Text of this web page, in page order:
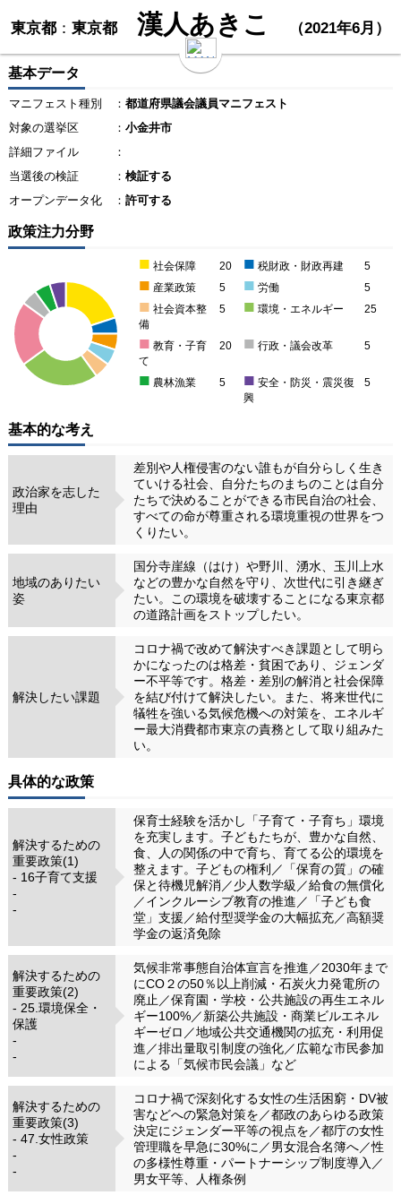
東京都：東京都 漢人あきこ （2021年6月）
基本データ
マニフェスト種別 ： 都道府県議会議員マニフェスト
対象の選挙区
： 小金井市
詳細ファイル
：
当選後の検証
： 検証する
オープンデータ化
： 許可する
政策注力分野
■ 社会保障 20 ■ 税財政・財政再建 5
■ 産業政策 5 ■ 労働 5
■ 社会資本整
備
5 ■ 環境・エネルギー 25
■ 教育・子育
て
20 ■ 行政・議会改革 5
■ 農林漁業 5 ■ 安全・防災・震災復
興
5
基本的な考え
政治家を志した
理由
差別や人権侵害のない誰もが自分らしく生き
ていける社会、自分たちのまちのことは自分
たちで決めることができる市民自治の社会、
すべての命が尊重される環境重視の世界をつ
くりたい。
地域のありたい
姿
国分寺崖線（はけ）や野川、湧水、玉川上水
などの豊かな自然を守り、次世代に引き継ぎ
たい。この環境を破壊することになる東京都
の道路計画をストップしたい。
解決したい課題
コロナ禍で改めて解決すべき課題として明ら
かになったのは格差・貧困であり、ジェンダ
ー不平等です。格差・差別の解消と社会保障
を結び付けて解決したい。また、将来世代に
犠牲を強いる気候危機への対策を、エネルギ
ー最大消費都市東京の責務として取り組みた
い。
具体的な政策
解決するための
重要政策(1)
- 16子育て支援
-
-
保育士経験を活かし「子育て・子育ち」環境
を充実します。子どもたちが、豊かな自然、
食、人の関係の中で育ち、育てる公的環境を
整えます。子どもの権利／「保育の質」の確
保と待機児解消／少人数学級／給食の無償化
／インクルーシブ教育の推進／「子ども食
堂」支援／給付型奨学金の大幅拡充／高額奨
学金の返済免除
解決するための
重要政策(2)
- 25.環境保全・
保護
-
-
気候非常事態自治体宣言を推進／2030年まで
にCO２の50％以上削減・石炭火力発電所の
廃止／保育園・学校・公共施設の再生エネル
ギー100%／新築公共施設・商業ビルエネル
ギーゼロ／地域公共交通機関の拡充・利用促
進／排出量取引制度の強化／広範な市民参加
による「気候市民会議」など
解決するための
重要政策(3)
- 47.女性政策
-
-
コロナ禍で深刻化する女性の生活困窮・DV被
害などへの緊急対策を／都政のあらゆる政策
決定にジェンダー平等の視点を／都庁の女性
管理職を早急に30%に／男女混合名簿へ／性
の多様性尊重・パートナーシップ制度導入／
男女平等、人権条例